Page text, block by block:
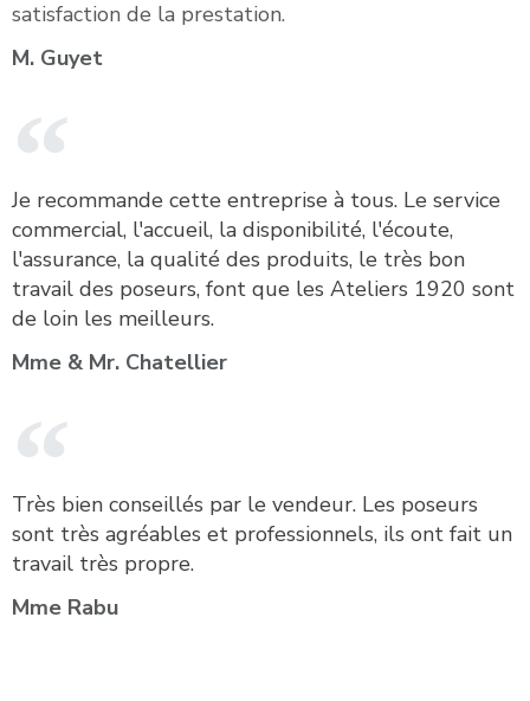
satisfaction de la prestation.
M. Guyet
Je recommande cette entreprise à tous. Le service
commercial, l'accueil, la disponibilité, l'écoute,
l'assurance, la qualité des produits, le très bon
travail des poseurs, font que les Ateliers 1920 sont
de loin les meilleurs.
Mme & Mr. Chatellier​
Très bien conseillés par le vendeur. Les poseurs
sont très agréables et professionnels, ils ont fait un
travail très propre.
Mme Rabu